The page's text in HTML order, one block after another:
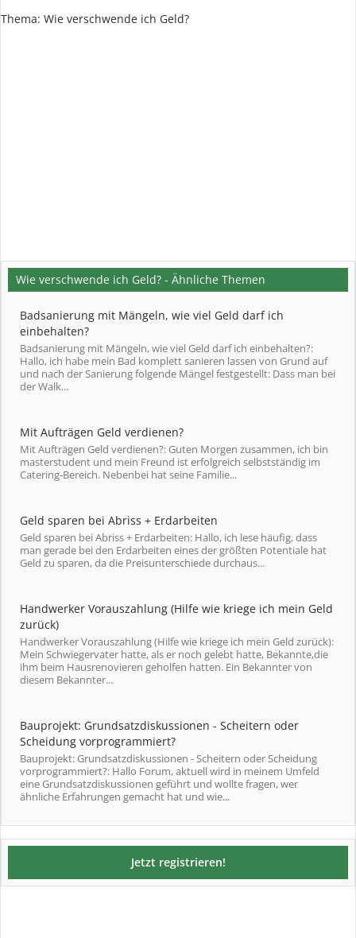
Thema: Wie verschwende ich Geld?
Wie verschwende ich Geld? - Ähnliche Themen
Badsanierung mit Mängeln, wie viel Geld darf ich
einbehalten?
Badsanierung mit Mängeln, wie viel Geld darf ich einbehalten?:
Hallo, ich habe mein Bad komplett sanieren lassen von Grund auf
und nach der Sanierung folgende Mängel festgestellt: Dass man bei
der Walk...
Mit Aufträgen Geld verdienen?
Mit Aufträgen Geld verdienen?: Guten Morgen zusammen, ich bin
masterstudent und mein Freund ist erfolgreich selbstständig im
Catering-Bereich. Nebenbei hat seine Familie...
Geld sparen bei Abriss + Erdarbeiten
Geld sparen bei Abriss + Erdarbeiten: Hallo, ich lese häufig, dass
man gerade bei den Erdarbeiten eines der größten Potentiale hat
Geld zu sparen, da die Preisunterschiede durchaus...
Handwerker Vorauszahlung (Hilfe wie kriege ich mein Geld
zurück)
Handwerker Vorauszahlung (Hilfe wie kriege ich mein Geld zurück):
Mein Schwiegervater hatte, als er noch gelebt hatte, Bekannte,die
ihm beim Hausrenovieren geholfen hatten. Ein Bekannter von
diesem Bekannter...
Bauprojekt: Grundsatzdiskussionen - Scheitern oder
Scheidung vorprogrammiert?
Bauprojekt: Grundsatzdiskussionen - Scheitern oder Scheidung
vorprogrammiert?: Hallo Forum, aktuell wird in meinem Umfeld
eine Grundsatzdiskussionen geführt und wollte fragen, wer
ähnliche Erfahrungen gemacht hat und wie...
Jetzt registrieren!